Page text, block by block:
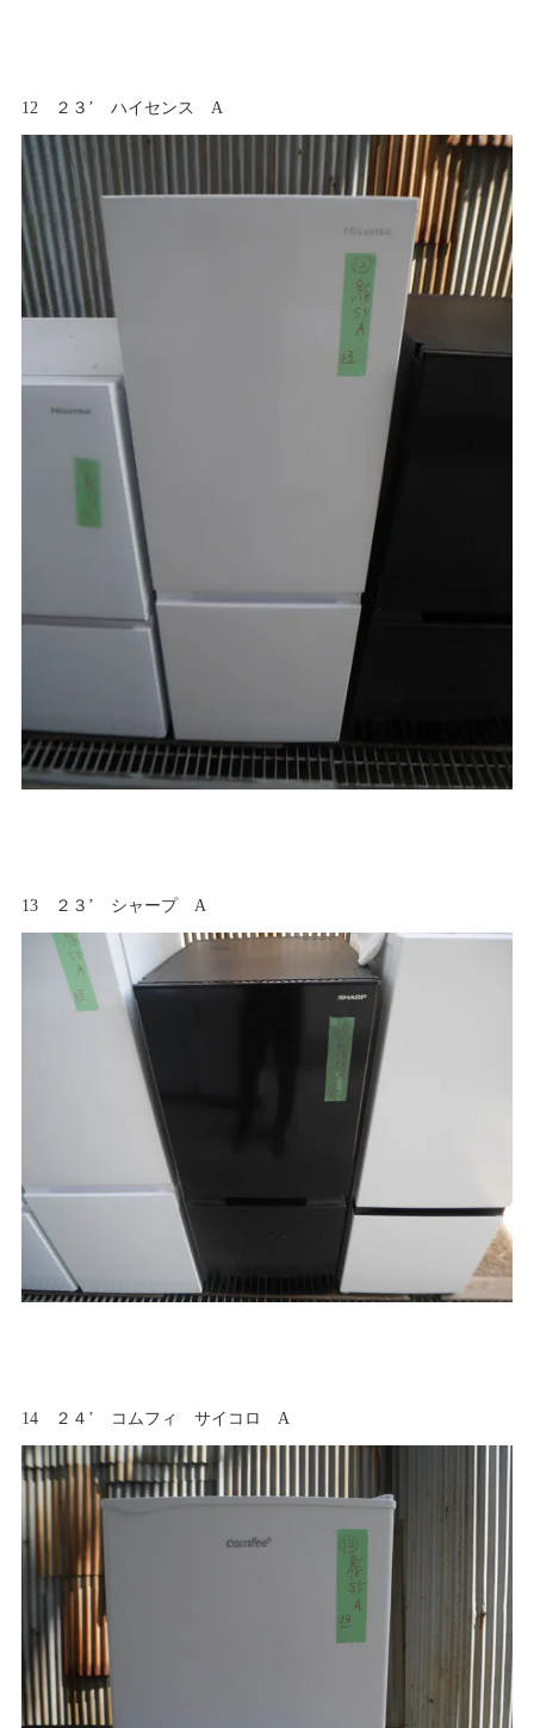
12 ２３’ ハイセンス A
13 ２３’ シャープ A
14 ２４’ コムフィ サイコロ A